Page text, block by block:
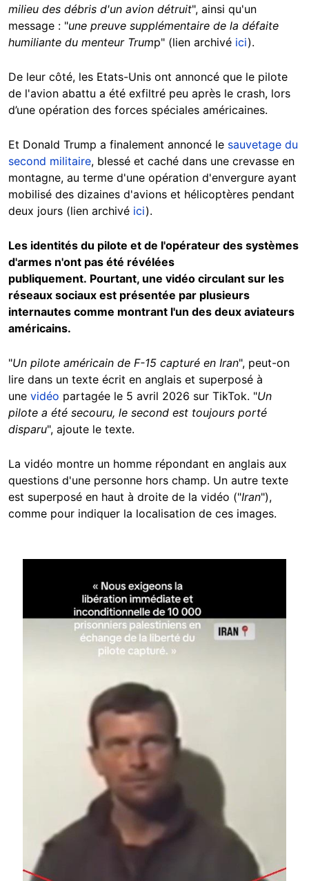
milieu des débris d'un avion détruit", ainsi qu'un
message : "une preuve supplémentaire de la défaite
humiliante du menteur Trump" (lien archivé ici).
De leur côté, les Etats-Unis ont annoncé que le pilote
de l'avion abattu a été exfiltré peu après le crash, lors
d’une opération des forces spéciales américaines.
Et Donald Trump a finalement annoncé le sauvetage du
second militaire, blessé et caché dans une crevasse en
montagne, au terme d'une opération d'envergure ayant
mobilisé des dizaines d'avions et hélicoptères pendant
deux jours (lien archivé ici).
Les identités du pilote et de l'opérateur des systèmes
d'armes n'ont pas été révélées
publiquement. Pourtant, une vidéo circulant sur les
réseaux sociaux est présentée par plusieurs
internautes comme montrant l'un des deux aviateurs
américains.
"Un pilote américain de F-15 capturé en Iran", peut-on
lire dans un texte écrit en anglais et superposé à
une vidéo partagée le 5 avril 2026 sur TikTok. "Un
pilote a été secouru, le second est toujours porté
disparu", ajoute le texte.
La vidéo montre un homme répondant en anglais aux
questions d'une personne hors champ. Un autre texte
est superposé en haut à droite de la vidéo ("Iran"),
comme pour indiquer la localisation de ces images.